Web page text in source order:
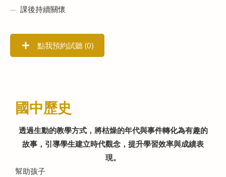
課後持續關懷
點我預約試聽 (0)
國中歷史
透過生動的教學方式，將枯燥的年代與事件轉化為有趣的
故事，引導學生建立時代觀念，提升學習效率與成績表
現。
幫助孩子